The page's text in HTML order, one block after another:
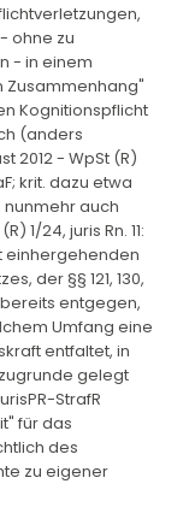
ohne zu
- in einem
Zusammenhang"
Kognitionspflicht
(anders
2012 - WpSt (R)
krit. dazu etwa
nunmehr auch
1/24, juris Rn. 11:
einhergehenden
der §§ 121, 130,
bereits entgegen,
Umfang eine
entfaltet, in
gelegt
StrafR
für das
des
zu eigener